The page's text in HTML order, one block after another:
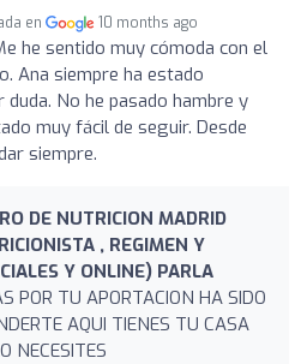
en 10 months ago
he sentido muy cómoda con el
Ana siempre ha estado
duda. No he pasado hambre y
muy fácil de seguir. Desde
siempre.
DE NUTRICION MADRID
, REGIMEN Y
Y ONLINE) PARLA
POR TU APORTACION HA SIDO
AQUI TIENES TU CASA
NECESITES